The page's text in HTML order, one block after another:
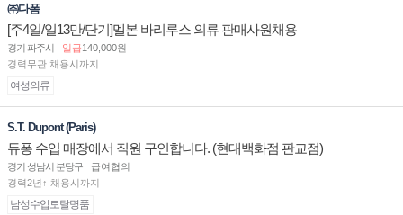
㈜다폼
[주4일/일13만/단기]멜본 바리루스 의류 판매사원채용
경기 파주시 일급140,000원
경력무관 채용시까지
여성의류
S.T. Dupont (Paris)
듀퐁 수입 매장에서 직원 구인합니다. (현대백화점 판교점)
경기 성남시 분당구
급여협의
경력2년↑ 채용시까지
남성수입토탈명품